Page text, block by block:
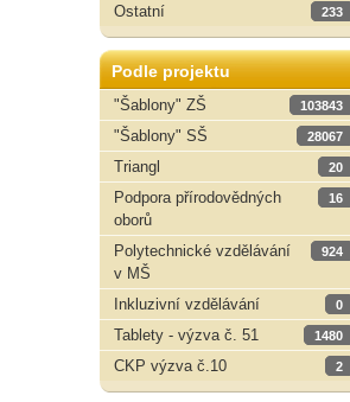
Ostatní 233
Podle projektu
"Šablony" ZŠ
103843
"Šablony" SŠ 28067
Triangl 20
Podpora přírodovědných
oborů
16
Polytechnické vzdělávání
v MŠ
924
Inkluzivní vzdělávání 0
Tablety - výzva č. 51 1480
CKP výzva č.10 2